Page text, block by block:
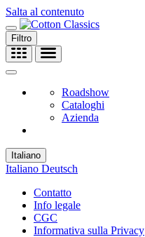
Salta al contenuto
Filtro
Roadshow
Cataloghi
Azienda
Italiano
Italiano Deutsch
Contatto
Info legale
CGC
Informativa sulla Privacy